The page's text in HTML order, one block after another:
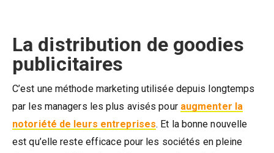
La distribution de goodies
publicitaires
C’est une méthode marketing utilisée depuis longtemps
par les managers les plus avisés pour augmenter la
notoriété de leurs entreprises. Et la bonne nouvelle
est qu’elle reste efficace pour les sociétés en pleine